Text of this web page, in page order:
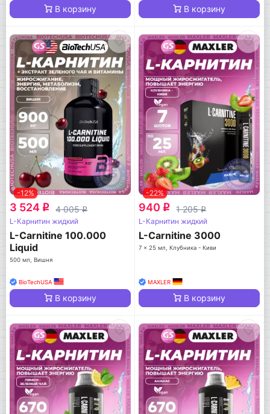
В корзину В корзину
-12%
3 524 q 4 005q
L-Карнитин жидкий
L-Carnitine 100.000
Liquid
500 мл, Вишня
BioTechUSA
В корзину
-22%
940 q 1 205q
L-Карнитин жидкий
L-Carnitine 3000
7 x 25 мл, Клубника - Киви
MAXLER
В корзину